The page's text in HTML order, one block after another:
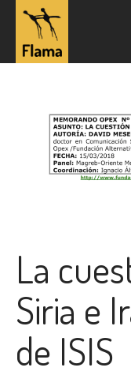
La
Siria e
de ISIS